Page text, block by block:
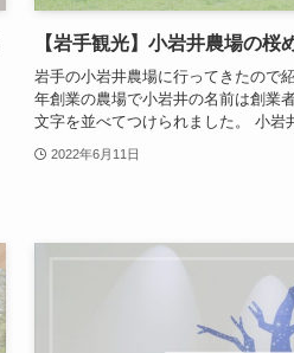
【岩手観光】小岩井農場の桜
岩手の小岩井農場に行ってきたので
年創業の農場で小岩井の名前は創業
文字を並べてつけられました。 小岩
2022年6月11日